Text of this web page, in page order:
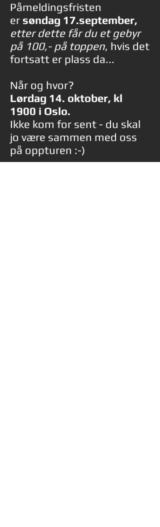
Påmeldingsfristen
er søndag 17.september,
etter dette får du et gebyr
på 100,- på toppen, hvis det
fortsatt er plass da...
Når og hvor?
Lørdag 14. oktober, kl
1900 i Oslo.
Ikke kom for sent - du skal
jo være sammen med oss
på oppturen :-)